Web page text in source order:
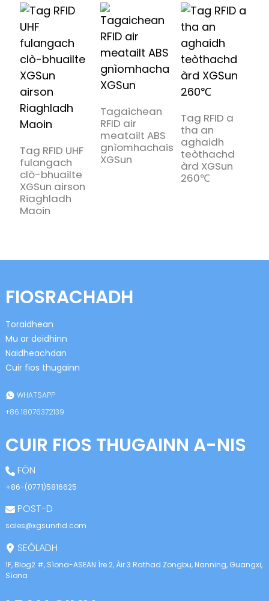
Tag RFID UHF
fulangach
clò-bhuailte
XGSun airson
Riaghladh
Maoin
Tagaichean
RFID air
meatailt ABS
gnìomhachais
XGSun
Tag RFID a
tha an
aghaidh
teòthachd
àrd XGSun
260℃
FIOSRACHADH
Toraidhean
Mu ar deidhinn
Naidheachdan
Cuir fios thugainn
WHATSAPP
+86 18076372139
CUIR FIOS THUGAINN A-NIS
FÒN
+86-(0771)5816625
POST-D
sales@xgsunrfid.com
SEÒLADH
1F, Blog2 #, Sìona-ASEAN Ìre 2, Àir.3 Rathad Zongbu, Nanning, Guangxi,
Sìona